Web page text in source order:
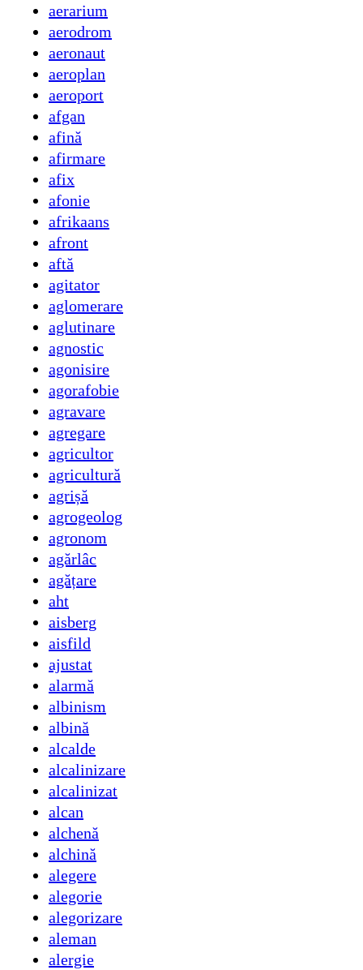
aerarium
aerodrom
aeronaut
aeroplan
aeroport
afgan
afină
afirmare
afix
afonie
afrikaans
afront
aftă
agitator
aglomerare
aglutinare
agnostic
agonisire
agorafobie
agravare
agregare
agricultor
agricultură
agrișă
agrogeolog
agronom
agărlâc
agățare
aht
aisberg
aisfild
ajustat
alarmă
albinism
albină
alcalde
alcalinizare
alcalinizat
alcan
alchenă
alchină
alegere
alegorie
alegorizare
aleman
alergie